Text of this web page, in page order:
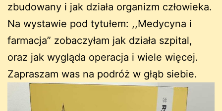
zbudowany i jak działa organizm człowieka.
Na wystawie pod tytułem: ,,Medycyna i
farmacja” zobaczyłam jak działa szpital,
oraz jak wygląda operacja i wiele więcej.
Zapraszam was na podróż w głąb siebie.